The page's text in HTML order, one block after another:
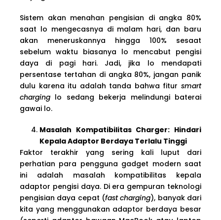
Sistem akan menahan pengisian di angka 80%
saat lo mengecasnya di malam hari, dan baru
akan meneruskannya hingga 100% sesaat
sebelum waktu biasanya lo mencabut pengisi
daya di pagi hari. Jadi, jika lo mendapati
persentase tertahan di angka 80%, jangan panik
dulu karena itu adalah tanda bahwa fitur smart
charging lo sedang bekerja melindungi baterai
gawai lo.
Masalah Kompatibilitas Charger: Hindari
Kepala Adaptor Berdaya Terlalu Tinggi
Faktor terakhir yang sering kali luput dari
perhatian para pengguna gadget modern saat
ini adalah masalah kompatibilitas kepala
adaptor pengisi daya. Di era gempuran teknologi
pengisian daya cepat (fast charging), banyak dari
kita yang menggunakan adaptor berdaya besar